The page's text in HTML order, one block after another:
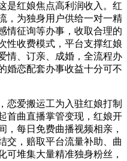
红娘焦点高利润收入。红
，为独身用户供给一对一精
情征询等办事，收取合理的
性收费模式，平台支撑红娘
情、订亲、成婚，全流程办
婚恋配套办事收益十分可不
爱搬运工为入驻红娘打制
首曲直播掌管变现，红娘开
，每日免费曲播视频相亲，
交，赔取平台流量补助、曲
可堆集大量精准独身粉丝，